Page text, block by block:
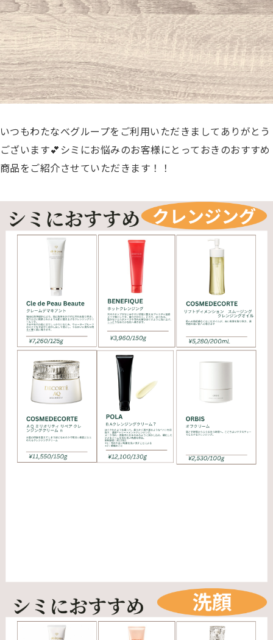
いつもわたなべグループをご利用いただきましてありがとう
ございます💕 シミにお悩みのお客様にとっておきのおすすめ
商品をご紹介させていただきます！！